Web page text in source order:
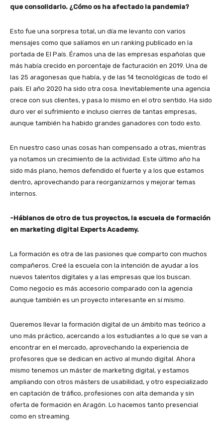
que consolidarlo. ¿Cómo os ha afectado la pandemia?
Esto fue una sorpresa total, un día me levanto con varios
mensajes como que salíamos en un ranking publicado en la
portada de El País. Éramos una de las empresas españolas que
más había crecido en porcentaje de facturación en 2019. Una de
las 25 aragonesas que había, y de las 14 tecnológicas de todo el
país. El año 2020 ha sido otra cosa. Inevitablemente una agencia
crece con sus clientes, y pasa lo mismo en el otro sentido. Ha sido
duro ver el sufrimiento e incluso cierres de tantas empresas,
aunque también ha habido grandes ganadores con todo esto.
En nuestro caso unas cosas han compensado a otras, mientras
ya notamos un crecimiento de la actividad. Este último año ha
sido más plano, hemos defendido el fuerte y a los que estamos
dentro, aprovechando para reorganizarnos y mejorar temas
internos.
-Háblanos de otro de tus proyectos, la escuela de formación
en marketing digital Experts Academy.
La formación es otra de las pasiones que comparto con muchos
compañeros. Creé la escuela con la intención de ayudar a los
nuevos talentos digitales y a las empresas que los buscan.
Como negocio es más accesorio comparado con la agencia
aunque también es un proyecto interesante en sí mismo.
Queremos llevar la formación digital de un ámbito mas teórico a
uno más práctico, acercando a los estudiantes a lo que se van a
encontrar en el mercado, aprovechando la experiencia de
profesores que se dedican en activo al mundo digital. Ahora
mismo tenemos un máster de marketing digital, y estamos
ampliando con otros másters de usabilidad, y otro especializado
en captación de tráfico, profesiones con alta demanda y sin
oferta de formación en Aragón. Lo hacemos tanto presencial
como en streaming.